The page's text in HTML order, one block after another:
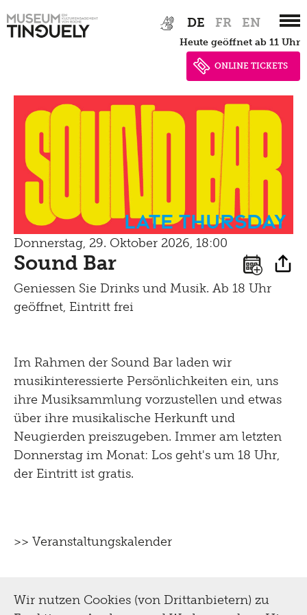
Hauptnavigation
to
DE FR EN
heute geöffnet ab 11 Uhr
ONLINE TICKETS
Übersicht
Veranstaltungen
Archiv
Vermittlung,
Führungen,
Workshops
Führungen
für Schulen
für Kinder und Familien
Tutorials
Projekte
Sommerferien Workshop
Tinguely on the Road
Tinguely, Sammlung
& Restaurierung
Sammlung
Bibliothek Dokumentation
Restaurierung
Schauatelier
Tinguely Studies
Digital
Multimediaguide
Tinguely@Home
Radio Tinguely
Presse
Pressematerial
Inklusiv
Sehen
Lernen
Newsletter
Late Thursday
Donnerstag, 29. Oktober 2026, 18:00
Sound Bar
Geniessen Sie Drinks und Musik. Ab 18 Uhr
geöffnet, Eintritt frei
Im Rahmen der Sound Bar laden wir
musikinteressierte Persönlichkeiten ein, uns
ihre Musiksammlung vorzustellen und etwas
über ihre musikalische Herkunft und
Neugierden preiszugeben. Immer am letzten
Donnerstag im Monat: Los geht's um 18 Uhr,
der Eintritt ist gratis.
>> Veranstaltungskalender
Wir nutzen Cookies (von Drittanbietern) zu